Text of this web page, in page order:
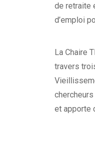
de retraite
d’emploi
La Chaire
travers
et apporte